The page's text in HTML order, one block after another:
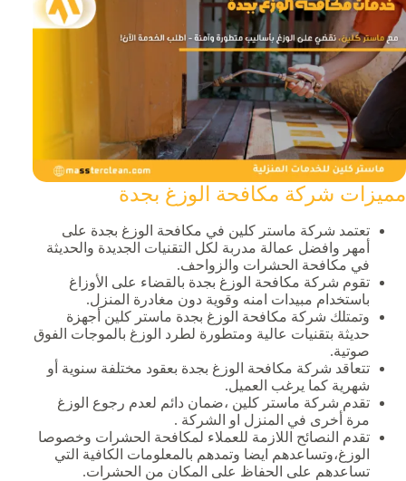
مميزات شركة مكافحة الوزغ بجدة
تعتمد شركة ماستر كلين في مكافحة الوزغ بجدة على
أمهر وافضل عمالة مدربة لكل التقنيات الجديدة والحديثة
في مكافحة الحشرات والزواحف.
تقوم شركة مكافحة الوزغ بجدة بالقضاء على الأوزاغ
باستخدام مبيدات امنه وقوية دون مغادرة المنزل.
وتمتلك شركة مكافحة الوزغ بجدة ماستر كلين أجهزة
حديثة بتقنيات عالية ومتطورة لطرد الوزغ بالموجات الفوق
صوتية.
تتعاقد شركة مكافحة الوزغ بجدة بعقود مختلفة سنوية أو
شهرية كما يرغب العميل.
تقدم شركة ماستر كلين ،ضمان دائم لعدم رجوع الوزغ
مرة أخرى في المنزل او الشركة .
تقدم النصائح اللازمة للعملاء لمكافحة الحشرات وخصوصا
الوزغ،وتساعدهم ايضا وتمدهم بالمعلومات الكافية التي
تساعدهم على الحفاظ على المكان من الحشرات.